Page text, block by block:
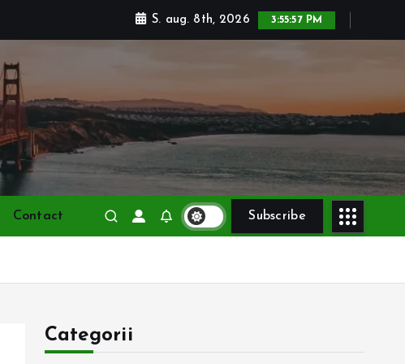
S. aug. 8th, 2026 3:55:58 PM
Contact Subscribe
Categorii